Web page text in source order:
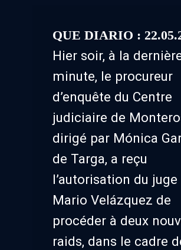
QUE DIARIO :
Hier soir, à la
minute, le procureur
d’enquête du Centre
judiciaire de
dirigé par Mónica
de Targa, a reçu
l’autorisation du juge
Mario Velázquez de
procéder à deux
raids, dans le cadre